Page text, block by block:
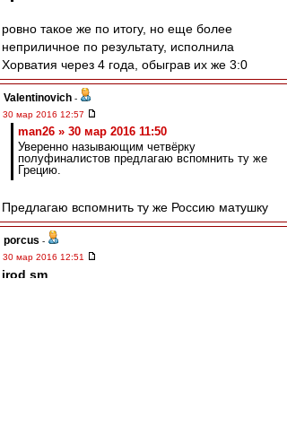
ровно такое же по итогу, но еще более
неприличное по результату, исполнила
Хорватия через 4 года, обыграв их же 3:0
Valentinovich -
30 мар 2016 12:57
man26 » 30 мар 2016 11:50
Уверенно называющим четвёрку
полуфиналистов предлагаю вспомнить ту же
Грецию.
Предлагаю вспомнить ту же Россию матушку
porcus -
30 мар 2016 12:51
irod sm